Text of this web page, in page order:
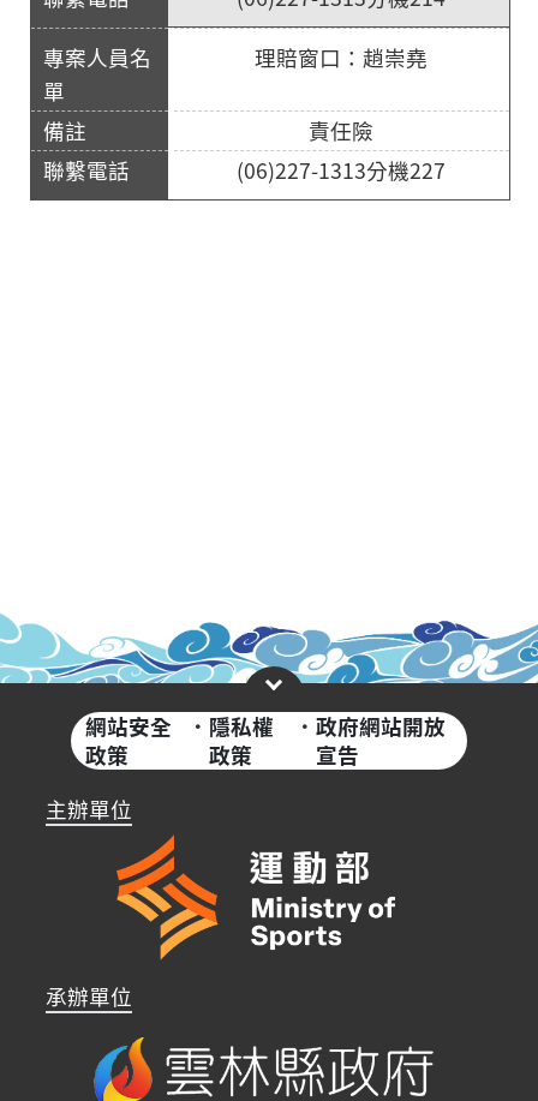
理賠窗口：趙崇堯
責任險
(06)227-1313分機227
網站安全
政策
· 隱私權
政策
·政府網站開放
宣告
主辦單位
承辦單位